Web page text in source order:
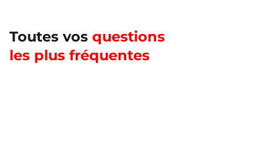
Toutes vos questions
les plus fréquentes